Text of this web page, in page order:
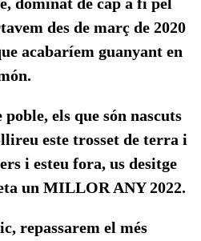
des de març de 2020
acabaríem guanyant en
els que són nascuts
este trosset de terra i
i esteu fora, us desitge
un MILLOR ANY 2022.
repassarem el més